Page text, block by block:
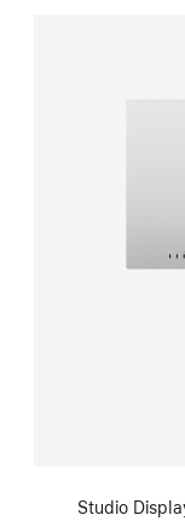
Studio Display